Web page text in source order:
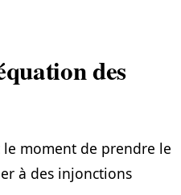
des
moment de prendre le
à des injonctions